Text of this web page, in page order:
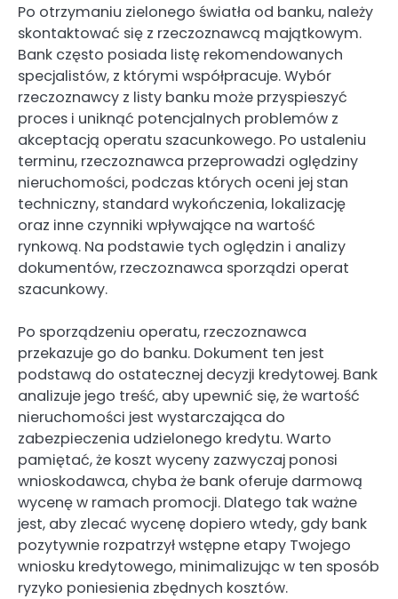
Po otrzymaniu zielonego światła od banku, należy
skontaktować się z rzeczoznawcą majątkowym.
Bank często posiada listę rekomendowanych
specjalistów, z którymi współpracuje. Wybór
rzeczoznawcy z listy banku może przyspieszyć
proces i uniknąć potencjalnych problemów z
akceptacją operatu szacunkowego. Po ustaleniu
terminu, rzeczoznawca przeprowadzi oględziny
nieruchomości, podczas których oceni jej stan
techniczny, standard wykończenia, lokalizację
oraz inne czynniki wpływające na wartość
rynkową. Na podstawie tych oględzin i analizy
dokumentów, rzeczoznawca sporządzi operat
szacunkowy.
Po sporządzeniu operatu, rzeczoznawca
przekazuje go do banku. Dokument ten jest
podstawą do ostatecznej decyzji kredytowej. Bank
analizuje jego treść, aby upewnić się, że wartość
nieruchomości jest wystarczająca do
zabezpieczenia udzielonego kredytu. Warto
pamiętać, że koszt wyceny zazwyczaj ponosi
wnioskodawca, chyba że bank oferuje darmową
wycenę w ramach promocji. Dlatego tak ważne
jest, aby zlecać wycenę dopiero wtedy, gdy bank
pozytywnie rozpatrzył wstępne etapy Twojego
wniosku kredytowego, minimalizując w ten sposób
ryzyko poniesienia zbędnych kosztów.